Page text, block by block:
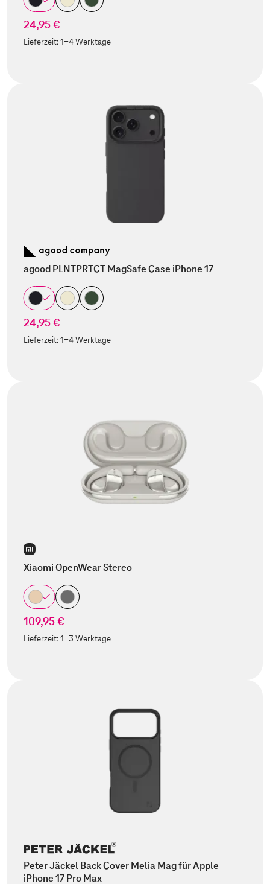
24,95 €
Lieferzeit:1-4 Werktage
agood PLNTPRTCT MagSafe Case iPhone 17
24,95 €
Lieferzeit:1-4 Werktage
Xiaomi OpenWear Stereo
109,95 €
Lieferzeit:1-3 Werktage
Peter Jäckel Back Cover Melia Mag für Apple
iPhone 17 Pro Max